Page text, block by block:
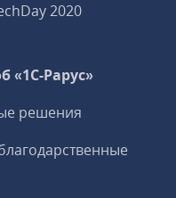
2020
«1С-Рарус»
решения